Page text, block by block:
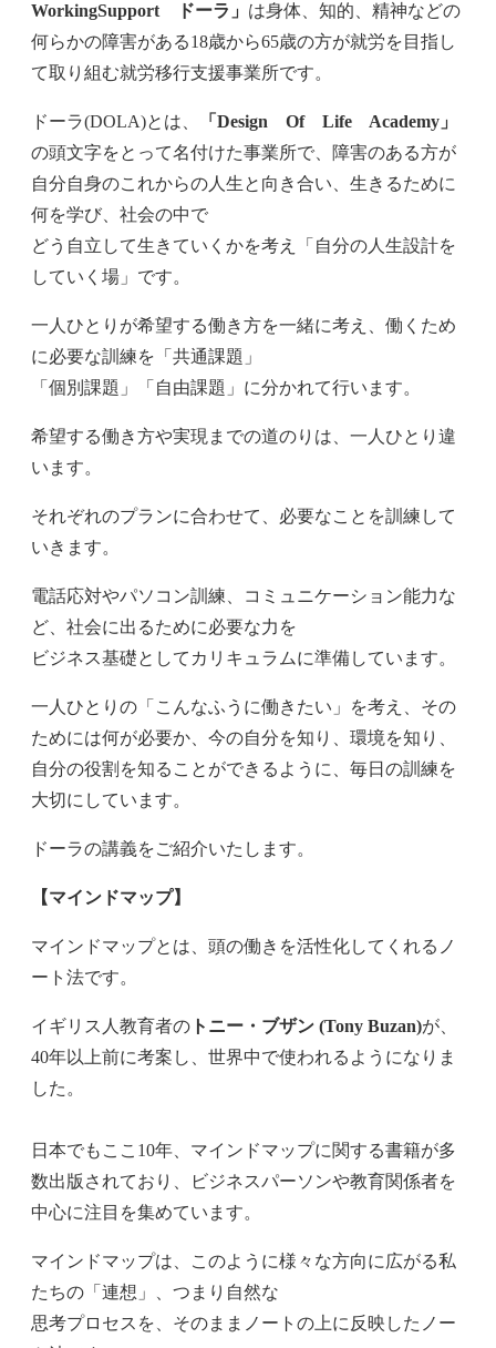
WorkingSupport ドーラ」 は身体、知的、精神などの
何らかの障害がある18歳から65歳の方が就労を目指し
て取り組む就労移行支援事業所です。
ドーラ(DOLA)とは、
「Design Of Life Academy」
の頭文字をとって名付けた事業所で、障害のある方が
自分自身のこれからの人生と向き合い、生きるために
何を学び、社会の中で
どう自立して生きていくかを考え「自分の人生設計を
していく場」です。
一人ひとりが希望する働き方を一緒に考え、働くため
に必要な訓練を「共通課題」
「個別課題」「自由課題」に分かれて行います。
希望する働き方や実現までの道のりは、一人ひとり違
います。
それぞれのプランに合わせて、必要なことを訓練して
いきます。
電話応対やパソコン訓練、コミュニケーション能力な
ど、社会に出るために必要な力を
ビジネス基礎としてカリキュラムに準備しています。
一人ひとりの「こんなふうに働きたい」を考え、その
ためには何が必要か、今の自分を知り、環境を知り、
自分の役割を知ることができるように、毎日の訓練を
大切にしています。
ドーラの講義をご紹介いたします。
【マインドマップ】
マインドマップとは、頭の働きを活性化してくれるノ
ート法です。
イギリス人教育者の トニー・ブザン (Tony Buzan)が、
40年以上前に考案し、世界中で使われるようになりま
した。
日本でもここ10年、マインドマップに関する書籍が多
数出版されており、ビジネスパーソンや教育関係者を
中心に注目を集めています。
マインドマップは、このように様々な方向に広がる私
たちの「連想」、つまり自然な
思考プロセスを、そのままノートの上に反映したノー